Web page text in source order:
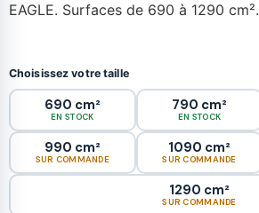
EAGLE. Surfaces de 690 à 1290 cm².
Choisissez votre taille
690 cm²
EN STOCK
790 cm²
EN STOCK
990 cm²
SUR COMMANDE
1090 cm²
SUR COMMANDE
1290 cm²
SUR COMMANDE